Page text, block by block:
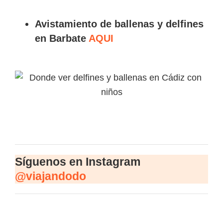
Avistamiento de ballenas y delfines
en Barbate AQUI
Síguenos en Instagram
@viajandodo